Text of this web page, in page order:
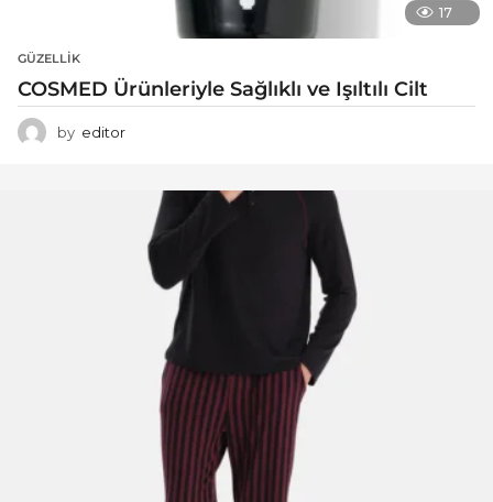
17
GÜZELLIK
COSMED Ürünleriyle Sağlıklı ve Işıltılı Cilt
by editor